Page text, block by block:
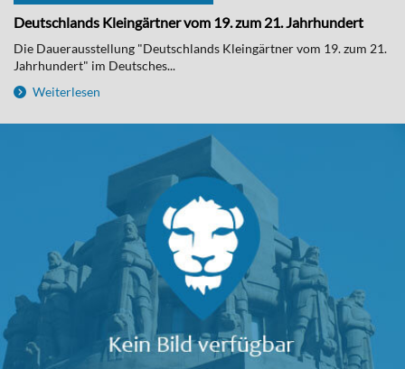
Deutschlands Kleingärtner vom 19. zum 21. Jahrhundert
Die Dauerausstellung "Deutschlands Kleingärtner vom 19. zum 21.
Jahrhundert" im Deutsches...
Weiterlesen